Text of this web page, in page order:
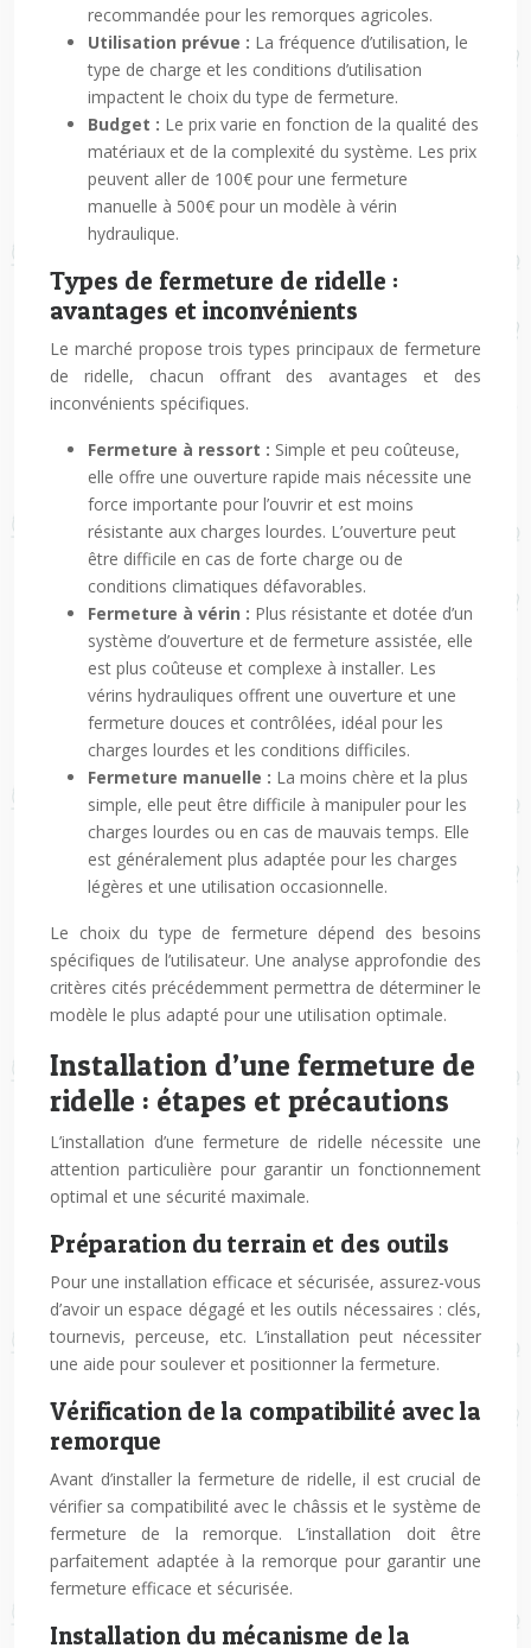
recommandée pour les remorques agricoles.
Utilisation prévue : La fréquence d’utilisation, le
type de charge et les conditions d’utilisation
impactent le choix du type de fermeture.
Budget : Le prix varie en fonction de la qualité des
matériaux et de la complexité du système. Les prix
peuvent aller de 100€ pour une fermeture
manuelle à 500€ pour un modèle à vérin
hydraulique.
Types de fermeture de ridelle :
avantages et inconvénients
Le marché propose trois types principaux de fermeture
de ridelle, chacun offrant des avantages et des
inconvénients spécifiques.
Fermeture à ressort : Simple et peu coûteuse,
elle offre une ouverture rapide mais nécessite une
force importante pour l’ouvrir et est moins
résistante aux charges lourdes. L’ouverture peut
être difficile en cas de forte charge ou de
conditions climatiques défavorables.
Fermeture à vérin : Plus résistante et dotée d’un
système d’ouverture et de fermeture assistée, elle
est plus coûteuse et complexe à installer. Les
vérins hydrauliques offrent une ouverture et une
fermeture douces et contrôlées, idéal pour les
charges lourdes et les conditions difficiles.
Fermeture manuelle : La moins chère et la plus
simple, elle peut être difficile à manipuler pour les
charges lourdes ou en cas de mauvais temps. Elle
est généralement plus adaptée pour les charges
légères et une utilisation occasionnelle.
Le choix du type de fermeture dépend des besoins
spécifiques de l’utilisateur. Une analyse approfondie des
critères cités précédemment permettra de déterminer le
modèle le plus adapté pour une utilisation optimale.
Installation d’une fermeture de
ridelle : étapes et précautions
L’installation d’une fermeture de ridelle nécessite une
attention particulière pour garantir un fonctionnement
optimal et une sécurité maximale.
Préparation du terrain et des outils
Pour une installation efficace et sécurisée, assurez-vous
d’avoir un espace dégagé et les outils nécessaires : clés,
tournevis, perceuse, etc. L’installation peut nécessiter
une aide pour soulever et positionner la fermeture.
Vérification de la compatibilité avec la
remorque
Avant d’installer la fermeture de ridelle, il est crucial de
vérifier sa compatibilité avec le châssis et le système de
fermeture de la remorque. L’installation doit être
parfaitement adaptée à la remorque pour garantir une
fermeture efficace et sécurisée.
Installation du mécanisme de la